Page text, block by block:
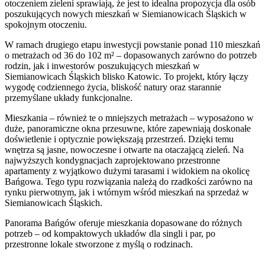
otoczeniem zieleni sprawiają, że jest to idealna propozycja dla osób
poszukujących nowych mieszkań w Siemianowicach Śląskich w
spokojnym otoczeniu.
W ramach drugiego etapu inwestycji powstanie ponad 110 mieszkań
o metrażach od 36 do 102 m² – dopasowanych zarówno do potrzeb
rodzin, jak i inwestorów poszukujących mieszkań w
Siemianowicach Śląskich blisko Katowic. To projekt, który łączy
wygodę codziennego życia, bliskość natury oraz starannie
przemyślane układy funkcjonalne.
Mieszkania – również te o mniejszych metrażach – wyposażono w
duże, panoramiczne okna przesuwne, które zapewniają doskonałe
doświetlenie i optycznie powiększają przestrzeń. Dzięki temu
wnętrza są jasne, nowoczesne i otwarte na otaczającą zieleń. Na
najwyższych kondygnacjach zaprojektowano przestronne
apartamenty z wyjątkowo dużymi tarasami i widokiem na okolicę
Bańgowa. Tego typu rozwiązania należą do rzadkości zarówno na
rynku pierwotnym, jak i wtórnym wśród mieszkań na sprzedaż w
Siemianowicach Śląskich.
Panorama Bańgów oferuje mieszkania dopasowane do różnych
potrzeb – od kompaktowych układów dla singli i par, po
przestronne lokale stworzone z myślą o rodzinach.